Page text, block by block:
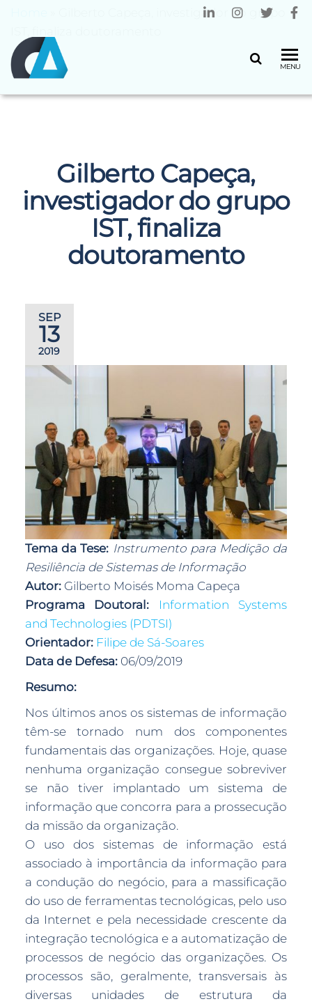
MENU
Gilberto Capeça, investigador do grupo
Gilberto Capeça,
investigador do grupo
IST, finaliza
doutoramento
SEP
13
2019
Tema da Tese: Instrumento para Medição da
Resiliência de Sistemas de Informação
Autor: Gilberto Moisés Moma Capeça
Programa Doutoral:
Information Systems
and Technologies (PDTSI)
Orientador: Filipe de Sá-Soares
Data de Defesa: 06/09/2019
Resumo:
Nos últimos anos os sistemas de informação
têm-se tornado num dos componentes
fundamentais das organizações. Hoje, quase
nenhuma organização consegue sobreviver
se não tiver implantado um sistema de
informação que concorra para a prossecução
da missão da organização.
O uso dos sistemas de informação está
associado à importância da informação para
a condução do negócio, para a massificação
do uso de ferramentas tecnológicas, pelo uso
da Internet e pela necessidade crescente da
integração tecnológica e a automatização de
processos de negócio das organizações. Os
processos são, geralmente, transversais às
diversas unidades de estrutura da